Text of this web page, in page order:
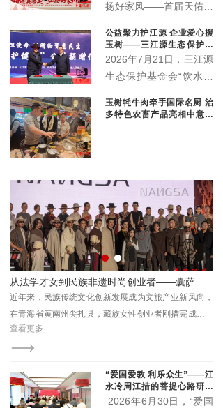
扬好家风——首届天佑德
络分享计划成果展示会在
青海省互助土族自治县天
佑德大酒店多功能厅举
公益聚力护江源 企业爱心援
玉树——三江源生态保护基
金会爱心企业捐赠暨座谈交
2026年7月21日，三江源
生态保护基金会“饮水思
政企座谈交流会在玉树隆
生物科技有限公司总经理
王晓军、大魏盛唐（青
海）贸易有限公司副总经
理弓鸽出席活动。州直相
关部门、三江源国家公园
各园区管委会及基层代表
参加活动。
玉树牦牛肉牵手国际名厨 治
多特色农畜产品亮相中意丝
“爱国爱教 利乐众生”——江
永冷周江措的菩提心路研讨
会在西宁举行 两部新作正式
2026年6月30日，“爱国